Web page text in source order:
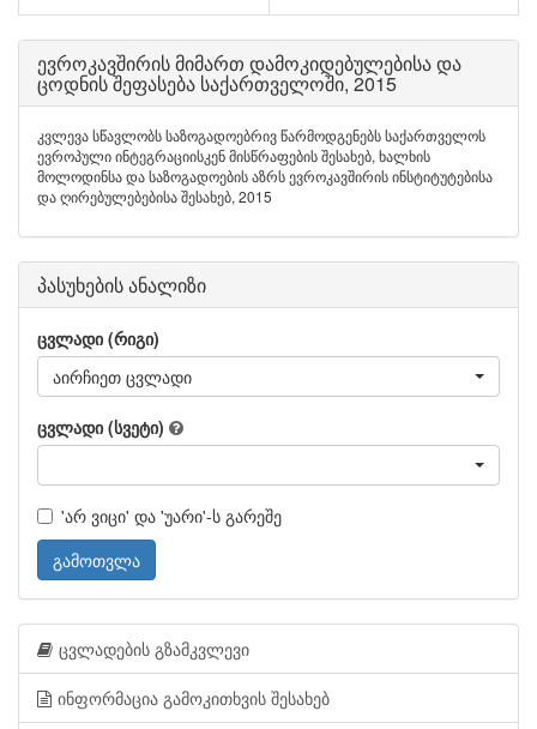
ევროკავშირის მიმართ დამოკიდებულებისა და
ცოდნის შეფასება საქართველოში, 2015
კვლევა სწავლობს საზოგადოებრივ წარმოდგენებს საქართველოს
ევროპული ინტეგრაციისკენ მისწრაფების შესახებ, ხალხის
მოლოდინსა და საზოგადოების აზრს ევროკავშირის ინსტიტუტებისა
და ღირებულებებისა შესახებ, 2015
პასუხების ანალიზი
ცვლადი (რიგი)
აირჩიეთ ცვლადი
ცვლადი (სვეტი)
'არ ვიცი' და 'უარი'-ს გარეშე
გამოთვლა
ცვლადების გზამკვლევი
ინფორმაცია გამოკითხვის შესახებ